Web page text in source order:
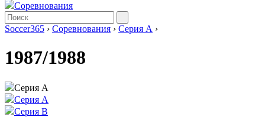
Соревнования
Soccer365 › Соревнования › Серия А ›
1987/1988
Серия А
Серия А
Серия B